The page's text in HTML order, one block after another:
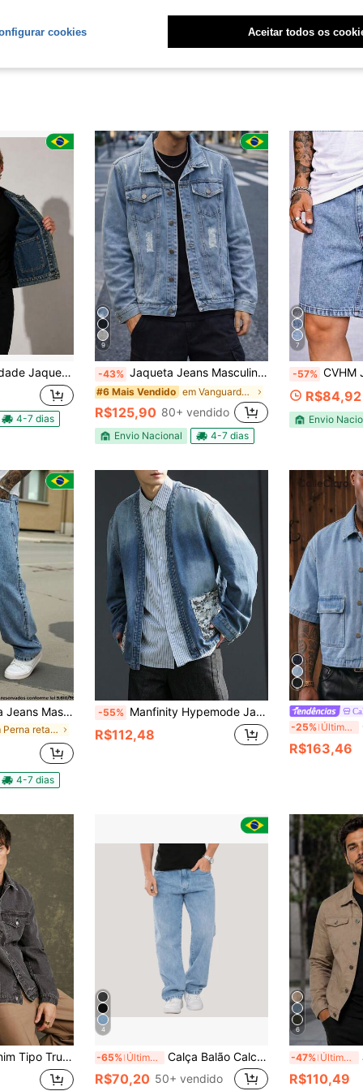
Com Forro e Bolso Externo e Interno Moda Desbotado
4-7 dias
9
-43% Jaqueta Jeans Masculina Streetwear Destroyed Azul – Estilo Urbano Casual com Botões e Bolsos.
#6 Mais Vendido em Vanguarda - Casual de Rua Jaquetas jeans mascul
R$125,90 80+ vendido
Envio Nacional 4-7 dias
7
-57% CVHM Jeans Premium Bermuda
R$84,92
Envio
Baggy Skatista Boca Larga Estonada Streetwear
em Perna reta Calça Jeans Masculina
4-7 dias
-55% Manfinity Hypemode Jaqueta Denim Casual com Decoração de Bolso Estampado, Moda Masculina
R$112,48 -25% Últimos 3 dias
R$163,46
91% Algodão para Homens
4
-65% Últimos 3 dias Calça Balão Calca Jeans Masculina Bag Boca Larga Streetwear
R$70,20 50+ vendido
6
-47% Últimos 3 dias
R$110,49
cookies Aceitar todos os